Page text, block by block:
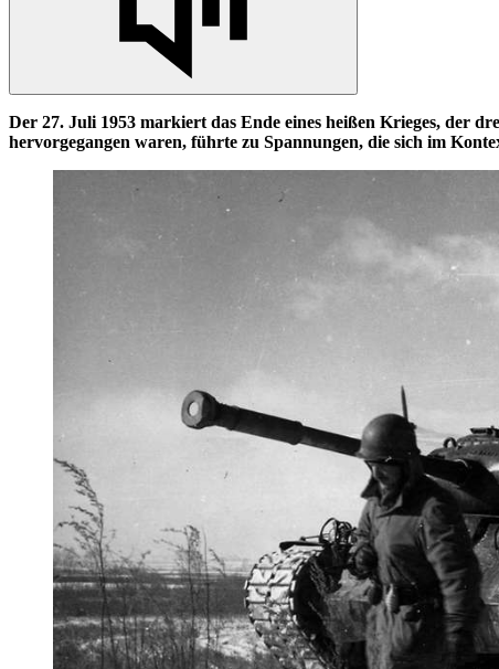
Der 27. Juli 1953 markiert das Ende eines heißen Krieges, der
hervorgegangen waren, führte zu Spannungen, die sich im